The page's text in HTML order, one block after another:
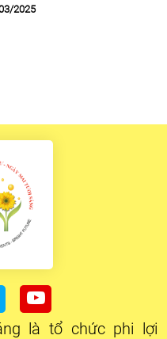
2025
là tổ chức phi lợi